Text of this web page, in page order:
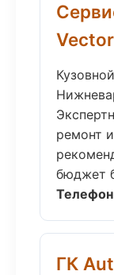
Vector
ремонт
бюджет
ГК